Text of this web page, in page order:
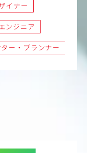
イナー
ンジニア
ー・プランナー